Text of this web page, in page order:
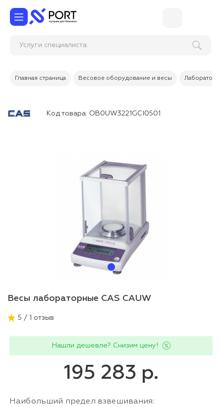
Услуги специалиста I
Главная страница Весовое оборудование и весы
Код товара: OB0UW3221GCI0501
Весы лабораторные CAS CAUW
5 / 1 отзыв
Нашли дешевле? Снизим цену!
195 283 р.
Наибольший предел взвешивания: